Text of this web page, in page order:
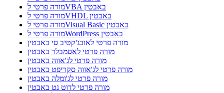
מורה פרטי לVBA באבטין
מורה פרטי לVHDL באבטין
מורה פרטי לVisual Basic באבטין
מורה פרטי לWordPress באבטין
מורה פרטי לאובג'קטיב סי באבטין
מורה פרטי לאסמבלר באבטין
מורה פרטי לג'אווה באבטין
מורה פרטי לג'אווה סקריפט באבטין
מורה פרטי לג'ומלה באבטין
מורה פרטי לדוט נט באבטין